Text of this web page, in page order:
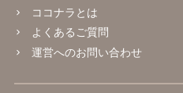
ココナラとは
よくあるご質問
運営へのお問い合わせ